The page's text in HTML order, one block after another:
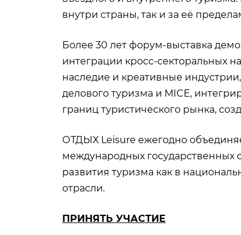
внутри страны, так и за её
Более 30 лет форум-выставка
интеграции кросс-секторальных
наследие и креативные
делового туризма и MICE,
границ туристического рынка,
ОТДЫХ Leisure ежегодно
международных государственных
развития туризма как в
отрасли.
ПРИНЯТЬ УЧАСТИЕ